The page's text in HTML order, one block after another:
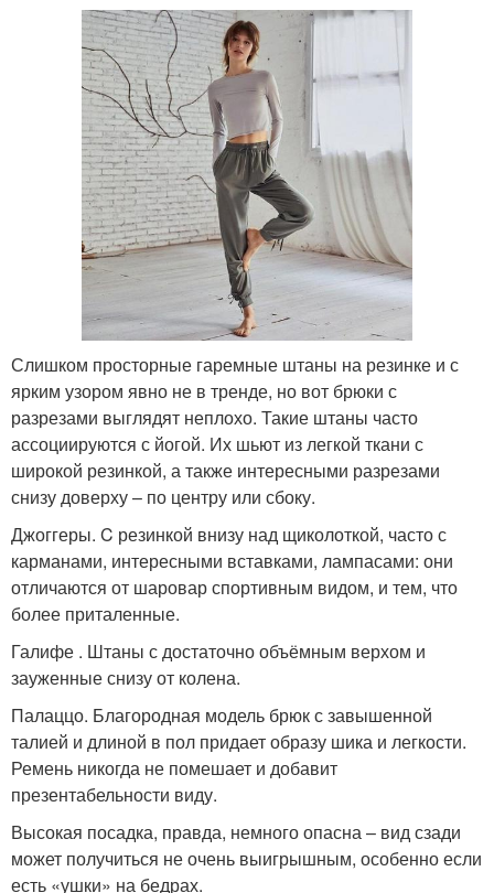
Слишком просторные гаремные штаны на резинке и с
ярким узором явно не в тренде, но вот брюки с
разрезами выглядят неплохо. Такие штаны часто
ассоциируются с йогой. Их шьют из легкой ткани с
широкой резинкой, а также интересными разрезами
снизу доверху – по центру или сбоку.
Джоггеры. C резинкой внизу над щиколоткой, часто с
карманами, интересными вставками, лампасами: они
отличаются от шаровар спортивным видом, и тем, что
более приталенные.
Галифе . Штаны с достаточно объёмным верхом и
зауженные снизу от колена.
Палаццо. Благородная модель брюк с завышенной
талией и длиной в пол придает образу шика и легкости.
Ремень никогда не помешает и добавит
презентабельности виду.
Высокая посадка, правда, немного опасна – вид сзади
может получиться не очень выигрышным, особенно если
есть «ушки» на бедрах.